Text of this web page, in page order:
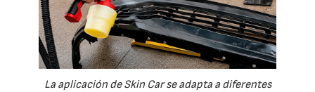
La aplicación de Skin Car se adapta a diferentes